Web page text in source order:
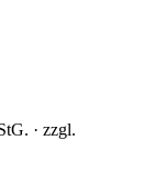
· zzgl.